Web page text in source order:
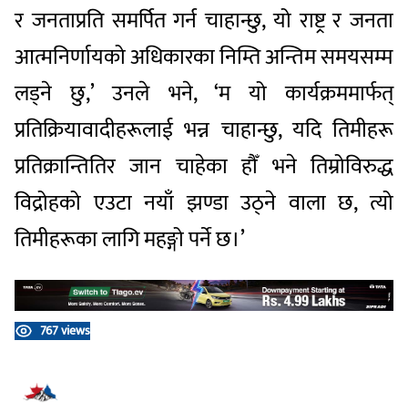
र जनताप्रति समर्पित गर्न चाहान्छु, यो राष्ट्र र जनता
आत्मनिर्णायको अधिकारका निम्ति अन्तिम समयसम्म
लड्ने छु,’ उनले भने, ‘म यो कार्यक्रममार्फत्
प्रतिक्रियावादीहरूलाई भन्न चाहान्छु, यदि तिमीहरू
प्रतिक्रान्तितिर जान चाहेका हौँ भने तिम्रोविरुद्ध
विद्रोहको एउटा नयाँ झण्डा उठ्ने वाला छ, त्यो
तिमीहरूका लागि महङ्गो पर्ने छ।’
767 views